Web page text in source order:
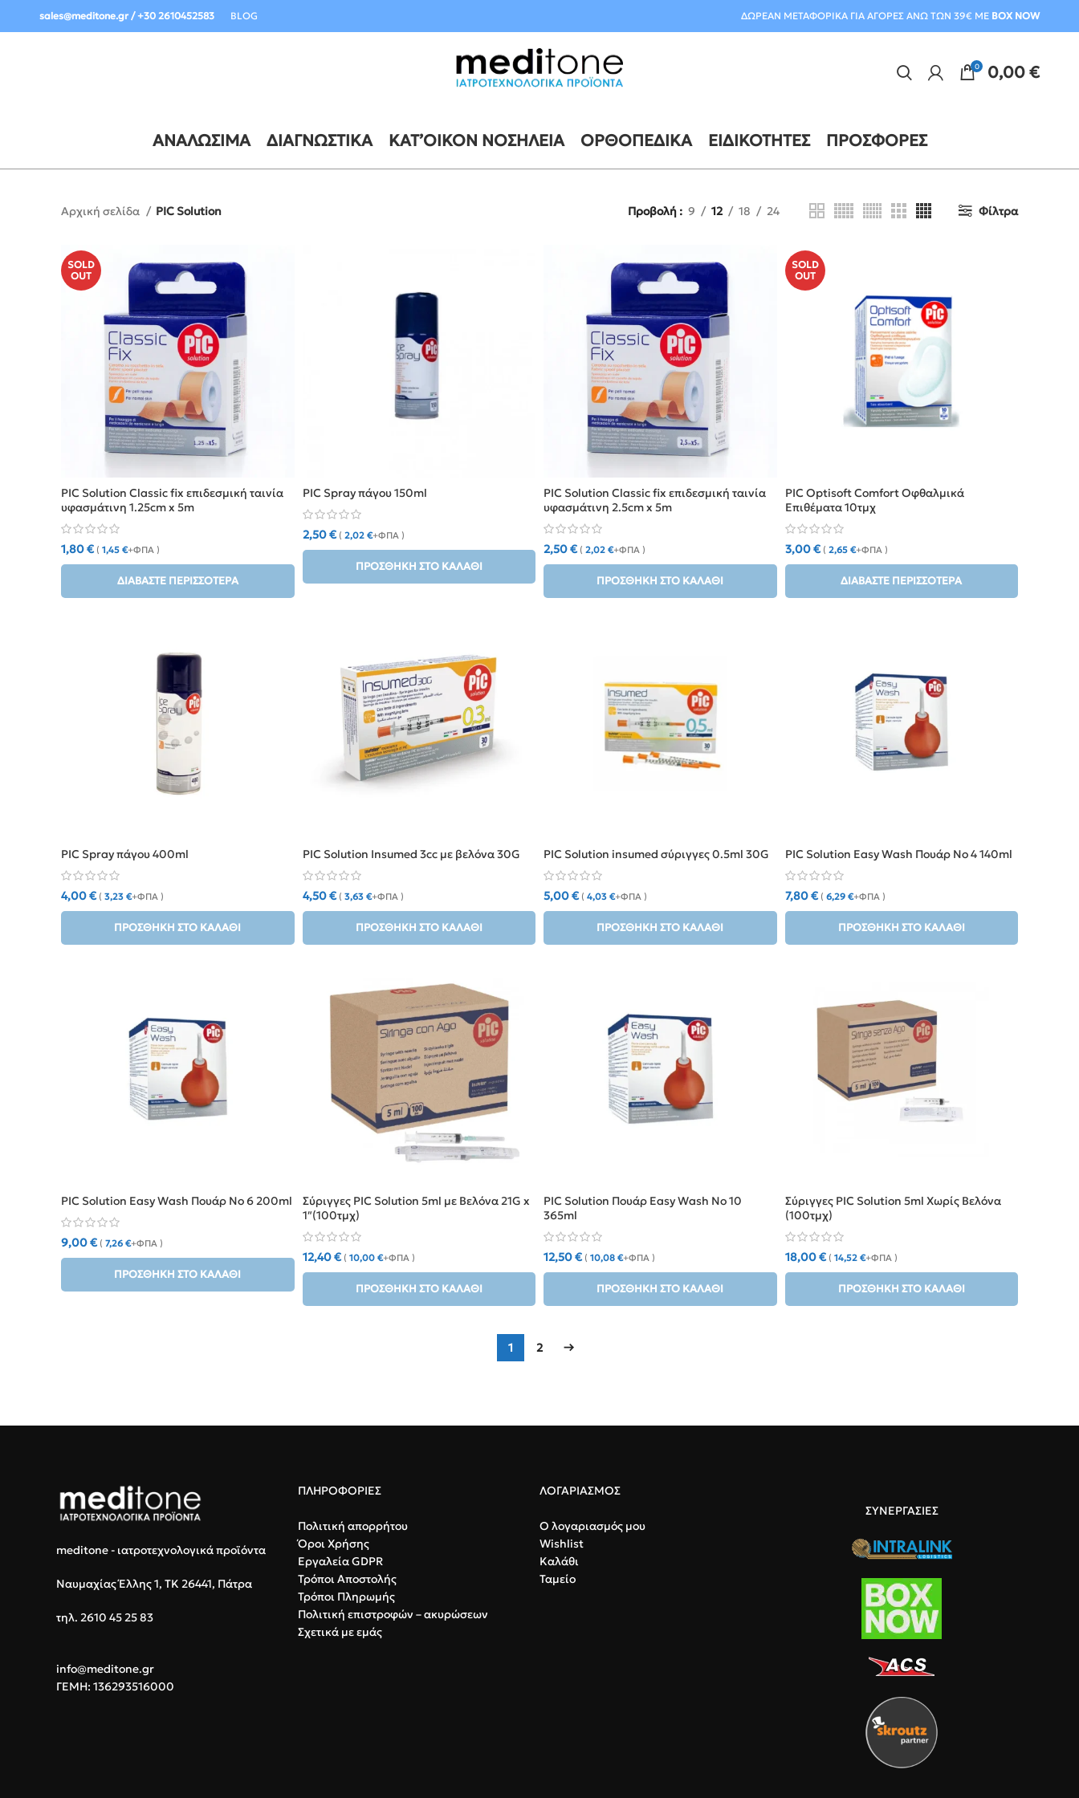
sales@meditone.gr / +30 2610452583 BLOG ΔΩΡΕΑΝ ΜΕΤΑΦΟΡΙΚΑ ΓΙΑ ΑΓΟΡΕΣ ΑΝΩ ΤΩΝ 39€ ΜΕ BOX NOW
0 0,00€
ΑΝΑΛΏΣΙΜΑ ΔΙΑΓΝΩΣΤΙΚΆ ΚΑΤ’ΟΊΚΟΝ ΝΟΣΗΛΕΊΑ ΟΡΘΟΠΕΔΙΚΆ ΕΙΔΙΚΌΤΗΤΕΣ ΠΡΟΣΦΟΡΈΣ
Αρχική σελίδα PIC Solution Προβολή 9 12 18 24 Φίλτρα
SOLD
OUT
PIC Solution Classic fix επιδεσμική ταινία
υφασμάτινη 1.25cm x 5m
1,80€ ( 1,45 €+ΦΠΑ )
ΔΙΑΒΆΣΤΕ ΠΕΡΙΣΣΌΤΕΡΑ
PIC Spray πάγου 150ml
2,50€ ( 2,02 €+ΦΠΑ )
ΠΡΟΣΘΉΚΗ ΣΤΟ ΚΑΛΆΘΙ
PIC Solution Classic fix επιδεσμική ταινία
υφασμάτινη 2.5cm x 5m
2,50€ ( 2,02 €+ΦΠΑ )
ΠΡΟΣΘΉΚΗ ΣΤΟ ΚΑΛΆΘΙ
SOLD
OUT
PIC Optisoft Comfort Οφθαλμικά
Επιθέματα 10τμχ
3,00€ ( 2,65 €+ΦΠΑ )
ΔΙΑΒΆΣΤΕ ΠΕΡΙΣΣΌΤΕΡΑ
PIC Spray πάγου 400ml
4,00€ ( 3,23 €+ΦΠΑ )
ΠΡΟΣΘΉΚΗ ΣΤΟ ΚΑΛΆΘΙ
PIC Solution Insumed 3cc με βελόνα 30G
4,50€ ( 3,63 €+ΦΠΑ )
ΠΡΟΣΘΉΚΗ ΣΤΟ ΚΑΛΆΘΙ
PIC Solution insumed σύριγγες 0.5ml 30G
5,00€ ( 4,03 €+ΦΠΑ )
ΠΡΟΣΘΉΚΗ ΣΤΟ ΚΑΛΆΘΙ
PIC Solution Easy Wash Πουάρ No 4 140ml
7,80€ ( 6,29 €+ΦΠΑ )
ΠΡΟΣΘΉΚΗ ΣΤΟ ΚΑΛΆΘΙ
PIC Solution Easy Wash Πουάρ No 6 200ml
9,00€ ( 7,26 €+ΦΠΑ )
ΠΡΟΣΘΉΚΗ ΣΤΟ ΚΑΛΆΘΙ
Σύριγγες PIC Solution 5ml με Βελόνα 21G x
1″(100τμχ)
12,40€ ( 10,00 €+ΦΠΑ )
ΠΡΟΣΘΉΚΗ ΣΤΟ ΚΑΛΆΘΙ
PIC Solution Πουάρ Easy Wash Νο 10
365ml
12,50€ ( 10,08 €+ΦΠΑ )
ΠΡΟΣΘΉΚΗ ΣΤΟ ΚΑΛΆΘΙ
Σύριγγες PIC Solution 5ml Χωρίς Βελόνα
(100τμχ)
18,00€ ( 14,52 €+ΦΠΑ )
ΠΡΟΣΘΉΚΗ ΣΤΟ ΚΑΛΆΘΙ
1 2 →
meditone - ιατροτεχνολογικά προϊόντα
Ναυμαχίας Έλλης 1, ΤΚ 26441, Πάτρα
τηλ. 2610 45 25 83
info@meditone.gr
ΓΕΜΗ: 136293516000
ΠΛΗΡΟΦΟΡΙΕΣ
Πολιτική απορρήτου
Όροι Χρήσης
Εργαλεία GDPR
Τρόποι Αποστολής
Τρόποι Πληρωμής
Πολιτική επιστροφών – ακυρώσεων
Σχετικά με εμάς
ΛΟΓΑΡΙΑΣΜΟΣ
Ο λογαριασμός μου
Wishlist
Καλάθι
Ταμείο
ΣΥΝΕΡΓΑΣΙΕΣ